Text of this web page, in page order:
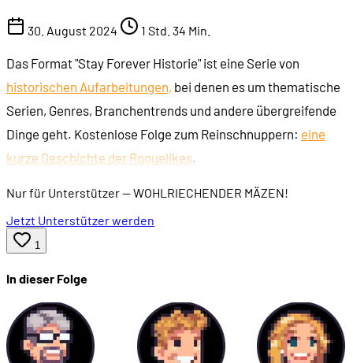
30. August 2024 1 Std. 34 Min.
Das Format "Stay Forever Historie" ist eine Serie von
historischen Aufarbeitungen, bei denen es um thematische
Serien, Genres, Branchentrends und andere übergreifende
Dinge geht. Kostenlose Folge zum Reinschnuppern: eine
kurze Geschichte der Roguelikes.
Nur für Unterstützer— WOHLRIECHENDER MÄZEN!
Jetzt Unterstützer werden
1
In dieser Folge